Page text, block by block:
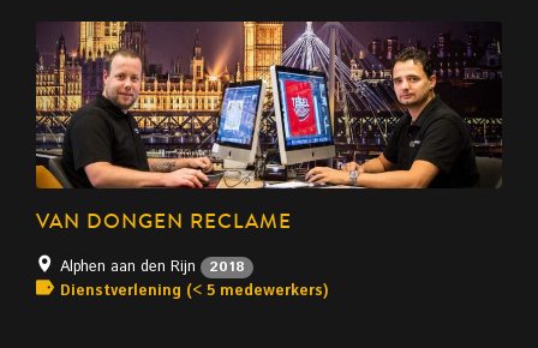
VAN DONGEN RECLAME
Alphen aan den Rijn 2018
Dienstverlening (< 5 medewerkers)